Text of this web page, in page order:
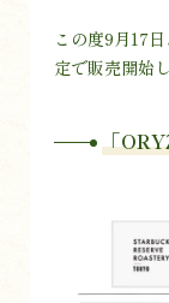
この度9月17
定で販売開始し
「